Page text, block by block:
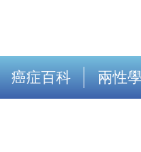
癌症百科 兩性